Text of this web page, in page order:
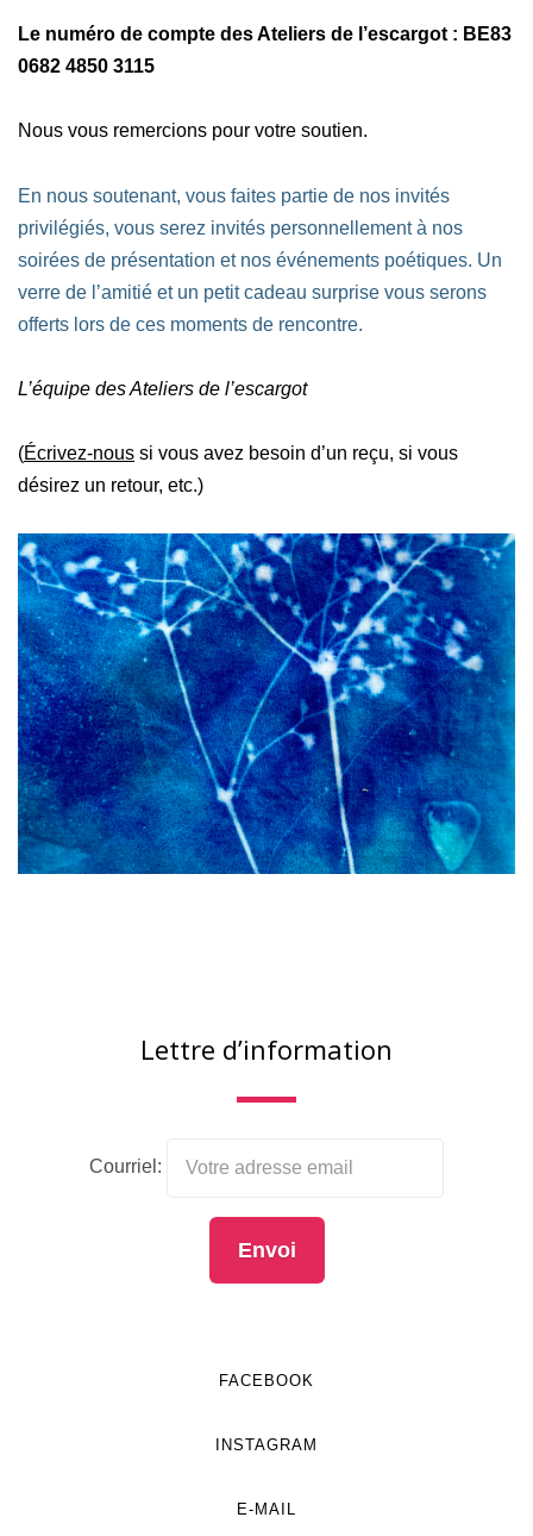
Le numéro de compte des Ateliers de l’escargot : BE83
0682 4850 3115
Nous vous remercions pour votre soutien.
En nous soutenant, vous faites partie de nos invités
privilégiés, vous serez invités personnellement à nos
soirées de présentation et nos événements poétiques. Un
verre de l’amitié et un petit cadeau surprise vous serons
offerts lors de ces moments de rencontre.
L’équipe des Ateliers de l’escargot
(Écrivez-nous si vous avez besoin d’un reçu, si vous
désirez un retour, etc.)
Lettre d’information
Courriel:
FACEBOOK
INSTAGRAM
E-MAIL